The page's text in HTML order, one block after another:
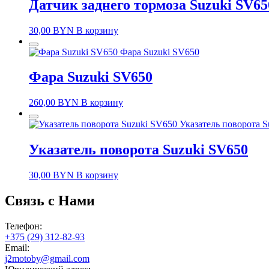
Датчик заднего тормоза Suzuki
30,00 BYN В корзину
Фара Suzuki SV650
Фара Suzuki SV650
260,00 BYN В корзину
Указатель поворота
Указатель поворота Suzuki SV650
30,00 BYN В корзину
Связь с Нами
Телефон:
+375 (29) 312-82-93
Email:
j2motoby@gmail.com